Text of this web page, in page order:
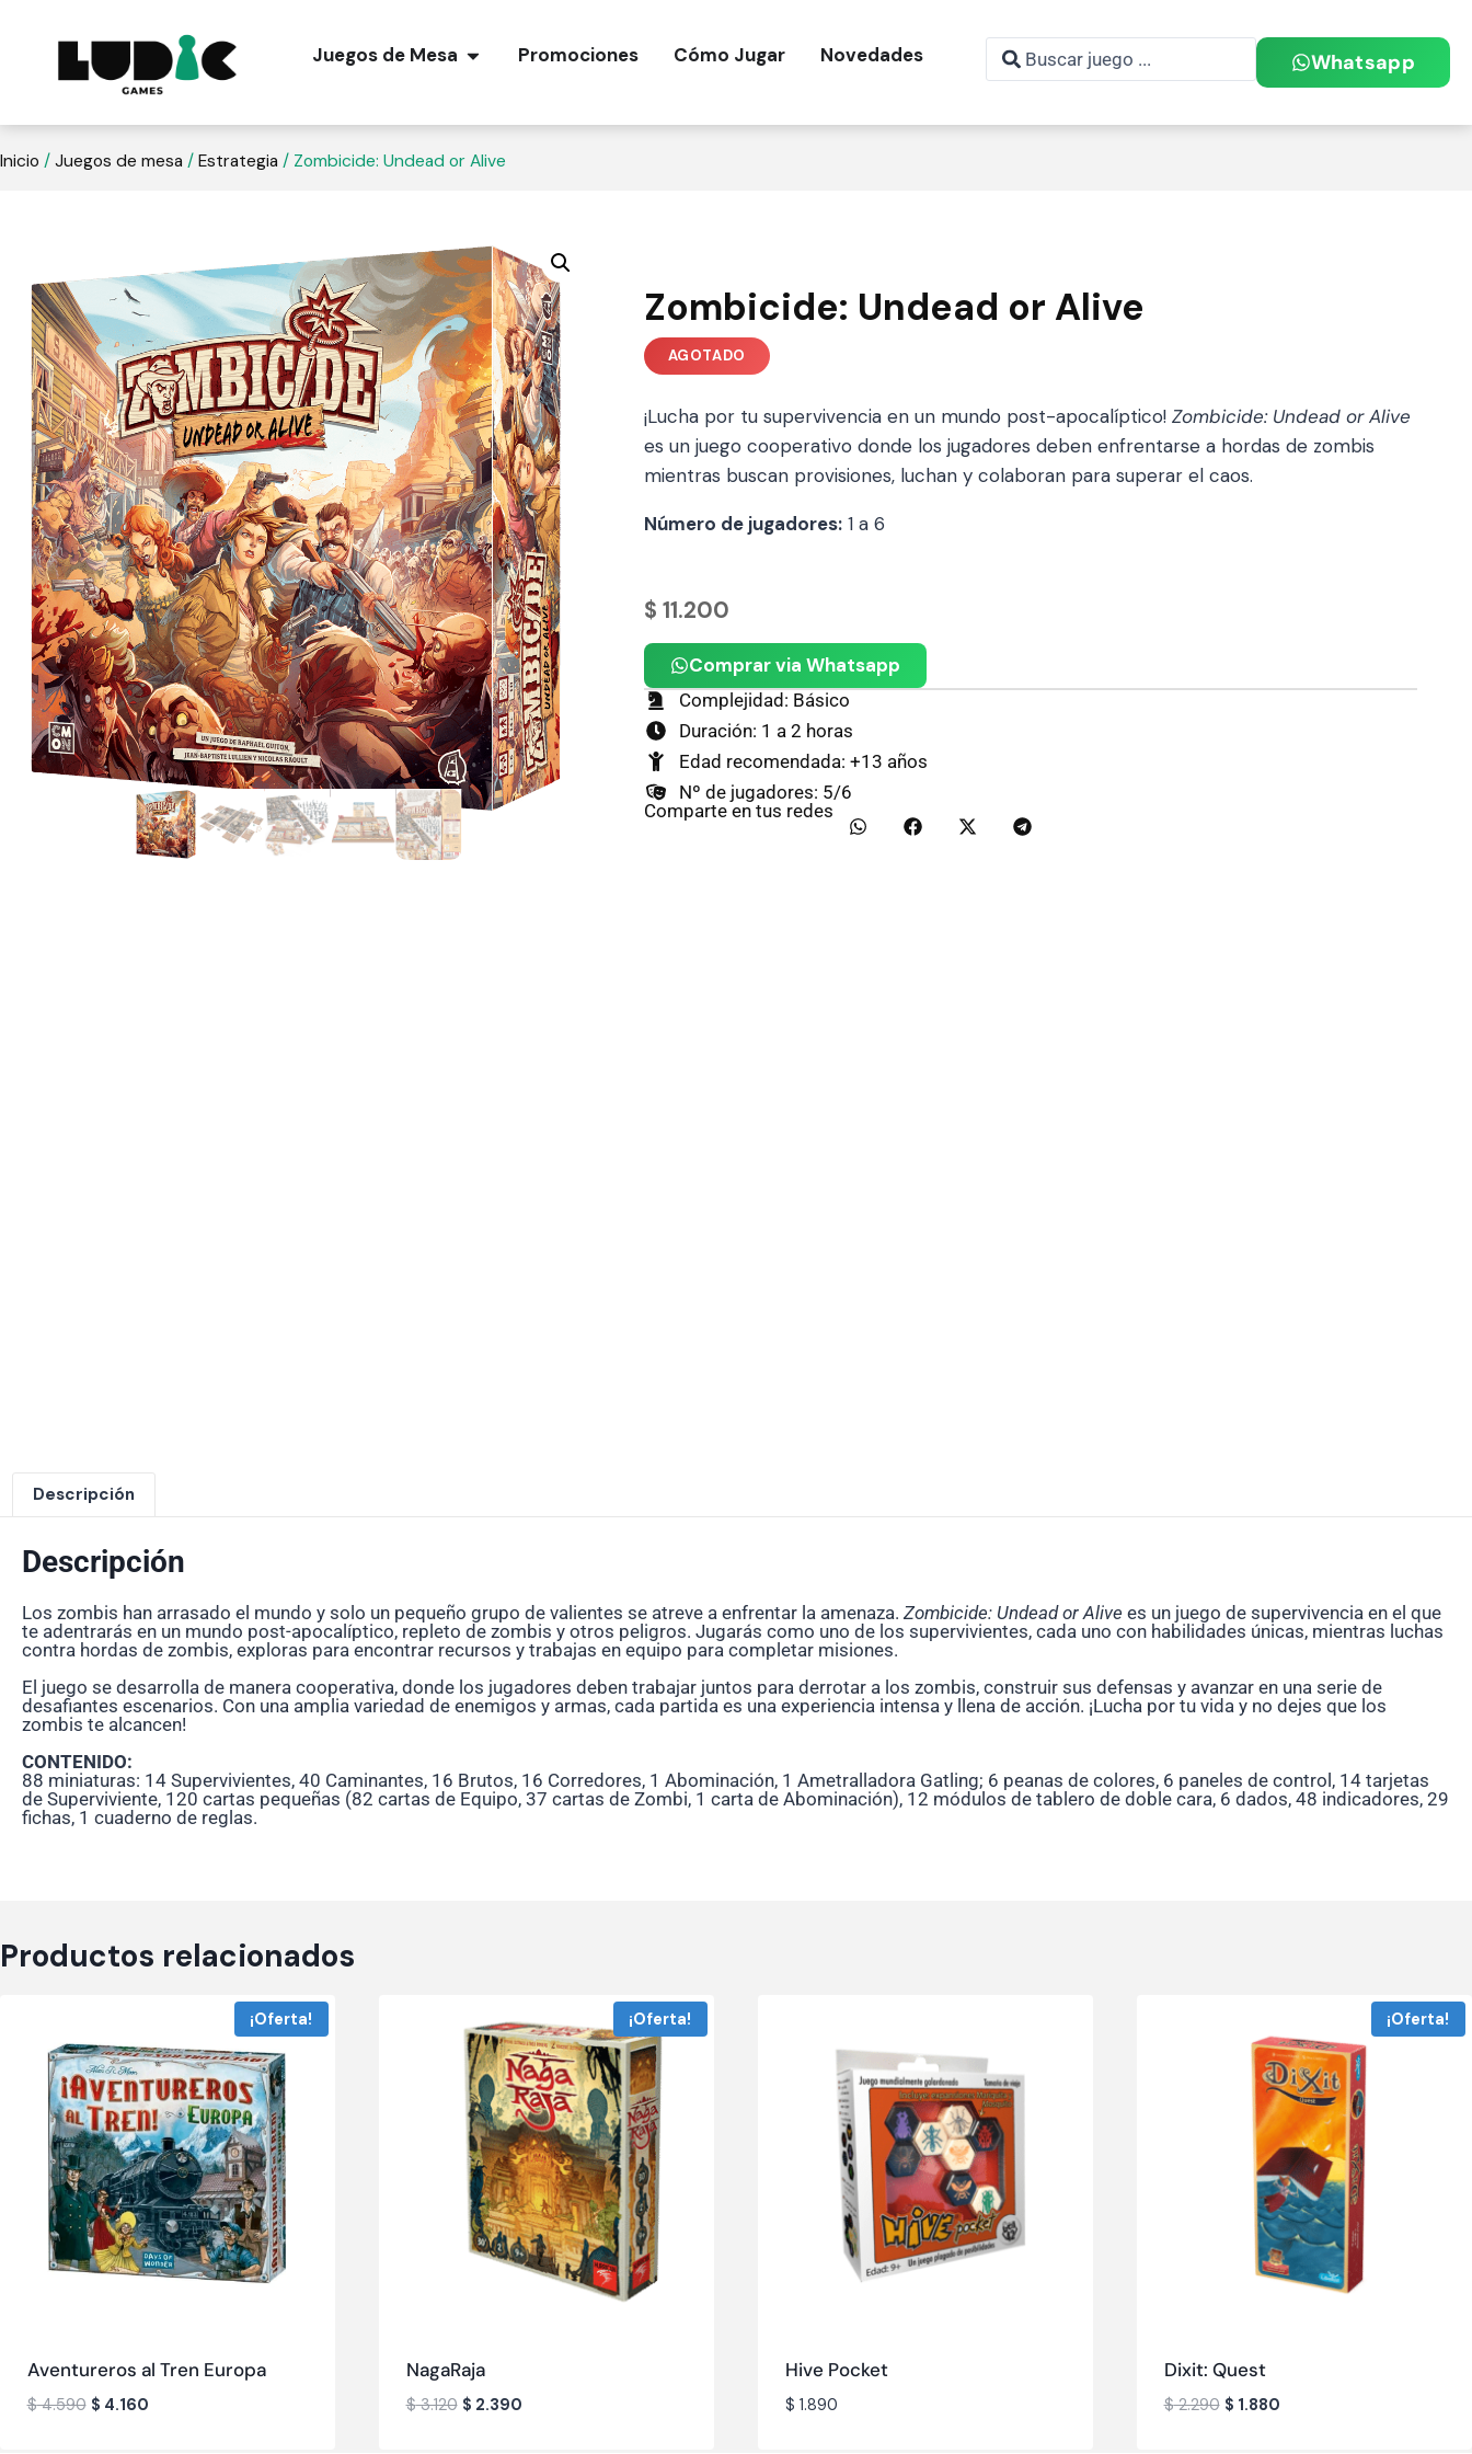
Juegos de Mesa Promociones Cómo Jugar Novedades Whatsapp
Inicio /Juegos de mesa /Estrategia / Zombicide: Undead or Alive
Zombicide: Undead or Alive
¡Lucha por tu supervivencia en un mundo post-apocalíptico! Zombicide: Undead or Alive
es un juego cooperativo donde los jugadores deben enfrentarse a hordas de zombis
mientras buscan provisiones, luchan y colaboran para superar el caos.
Número de jugadores:1 a 6
$ 11.200
Comprar via Whatsapp
Complejidad: Básico
Duración: 1 a 2 horas
Edad recomendada: +13 años
Nº de jugadores: 5/6
Comparte en tus redes
Descripción
Descripción
Los zombis han arrasado el mundo y solo un pequeño grupo de valientes se atreve a enfrentar la amenaza. Zombicide: Undead or Alive es un juego de supervivencia en el que
te adentrarás en un mundo post-apocalíptico, repleto de zombis y otros peligros. Jugarás como uno de los supervivientes, cada uno con habilidades únicas, mientras luchas
contra hordas de zombis, exploras para encontrar recursos y trabajas en equipo para completar misiones.
El juego se desarrolla de manera cooperativa, donde los jugadores deben trabajar juntos para derrotar a los zombis, construir sus defensas y avanzar en una serie de
desafiantes escenarios. Con una amplia variedad de enemigos y armas, cada partida es una experiencia intensa y llena de acción. ¡Lucha por tu vida y no dejes que los
zombis te alcancen!
CONTENIDO:
88 miniaturas: 14 Supervivientes, 40 Caminantes, 16 Brutos, 16 Corredores, 1 Abominación, 1 Ametralladora Gatling; 6 peanas de colores, 6 paneles de control, 14 tarjetas
de Superviviente, 120 cartas pequeñas (82 cartas de Equipo, 37 cartas de Zombi, 1 carta de Abominación), 12 módulos de tablero de doble cara, 6 dados, 48 indicadores, 29
fichas, 1 cuaderno de reglas.
Productos relacionados
¡Oferta!
Aventureros al Tren Europa
$4.590 $ 4.160
¡Oferta!
NagaRaja
$3.120 $ 2.390
Hive Pocket
$ 1.890
¡Oferta!
Dixit: Quest
$2.290 $ 1.880